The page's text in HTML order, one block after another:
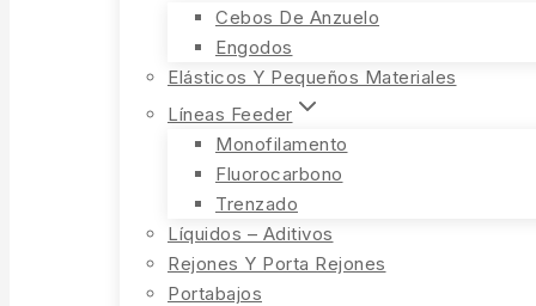
Cebos De Anzuelo
Engodos
Elásticos Y Pequeños Materiales
Líneas Feeder
Monofilamento
Fluorocarbono
Trenzado
Líquidos – Aditivos
Rejones Y Porta Rejones
Portabajos